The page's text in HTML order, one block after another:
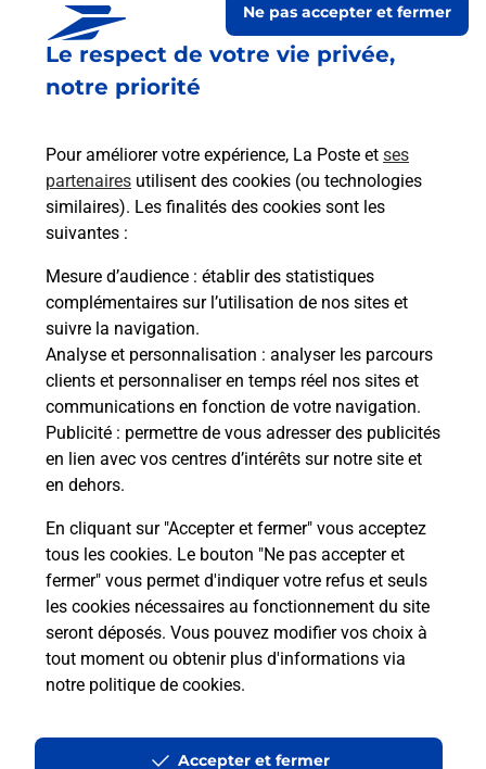
Le respect de votre vie privée,
notre priorité
Pour améliorer votre expérience, La Poste et ses
partenaires utilisent des cookies (ou technologies
similaires). Les finalités des cookies sont les
suivantes :
Mesure d’audience : établir des statistiques
complémentaires sur l’utilisation de nos sites et
suivre la navigation.
Analyse et personnalisation : analyser les parcours
clients et personnaliser en temps réel nos sites et
communications en fonction de votre navigation.
Publicité : permettre de vous adresser des publicités
en lien avec vos centres d’intérêts sur notre site et
en dehors.
En cliquant sur "Accepter et fermer" vous acceptez
tous les cookies. Le bouton "Ne pas accepter et
fermer" vous permet d'indiquer votre refus et seuls
les cookies nécessaires au fonctionnement du site
seront déposés. Vous pouvez modifier vos choix à
tout moment ou obtenir plus d'informations via
notre politique de cookies.
Ne pas accepter et fermer
Accepter et fermer
Existe-il une différence pour
l’inscription à l’épreuve du code
Auto ou Moto ?
Les éléments à apporter le jour de
l'examen auto ou moto ?
Quelles sont les pièces d’identité
acceptées pour le passage de
l'examen du code de la route auto
et moto ?
Qu'est-ce qu'un NEPH ?
Localiser Liste
Liste - examen code de la route
Loire-Atlantique - examen code de la route
Ancenis - examen code de la route
Accessibilité : partiellement conforme